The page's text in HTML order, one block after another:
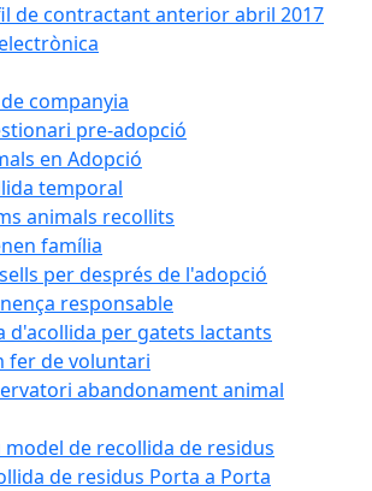
de contractant anterior abril 2017
companyia
pre-adopció
en Adopció
temporal
animals recollits
família
per després de l'adopció
responsable
d'acollida per gatets lactants
fer de voluntari
abandonament animal
model de recollida de residus
de residus Porta a Porta